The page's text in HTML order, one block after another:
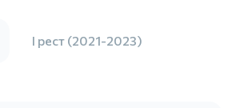
I рест (2021-2023)